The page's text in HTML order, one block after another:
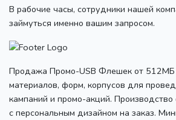
В рабочие часы, сотрудники нашей
займуться именно вашим запросом.
Продажа Промо-USB Флешек от 512МБ
материалов, форм, корпусов для
кампаний и промо-акций.
с персональным дизайном на заказ.